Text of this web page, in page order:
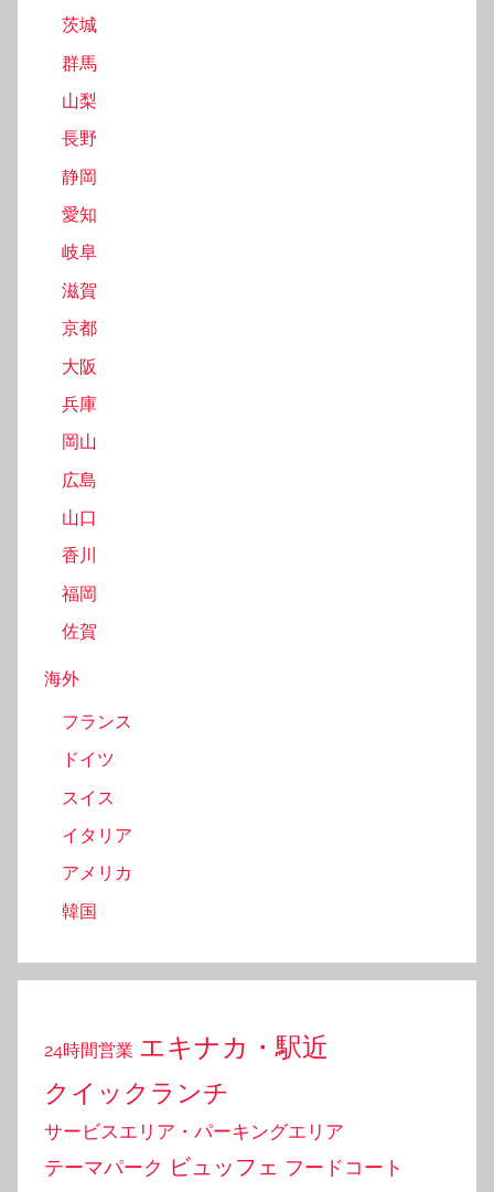
茨城
群馬
山梨
長野
静岡
愛知
岐阜
滋賀
京都
大阪
兵庫
岡山
広島
山口
香川
福岡
佐賀
海外
フランス
ドイツ
スイス
イタリア
アメリカ
韓国
24時間営業 エキナカ・駅近
クイックランチ
サービスエリア・パーキングエリア
テーマパーク ビュッフェ フードコート